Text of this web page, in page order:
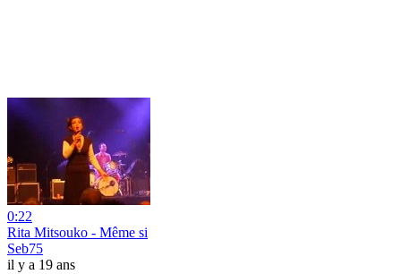
0:22
Rita Mitsouko - Même si
Seb75
il y a 19 ans